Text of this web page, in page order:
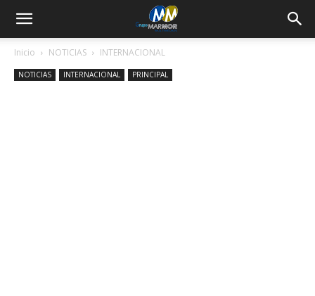
Inicio NOTICIAS INTERNACIONAL
NOTICIAS INTERNACIONAL PRINCIPAL